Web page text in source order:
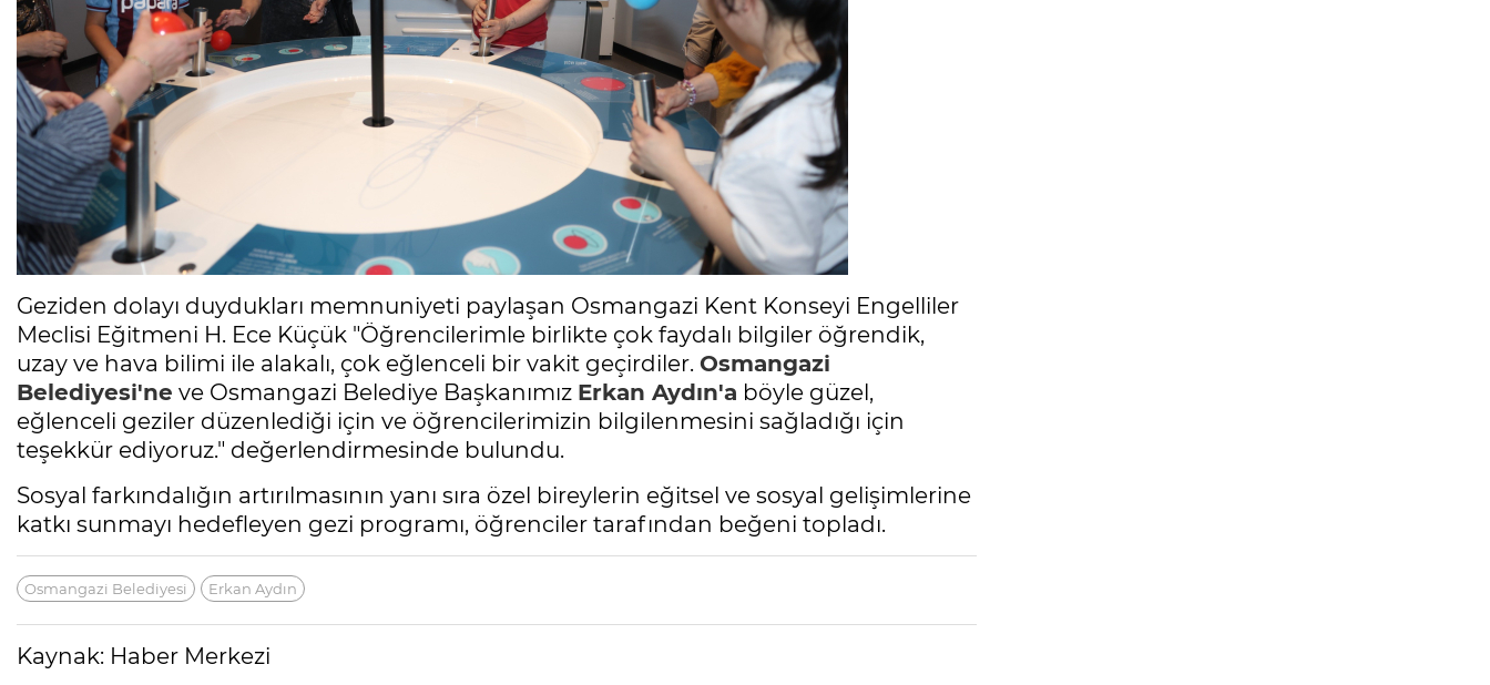
Geziden dolayı duydukları memnuniyeti paylaşan Osmangazi Kent Konseyi Engelliler
Meclisi Eğitmeni H. Ece Küçük "Öğrencilerimle birlikte çok faydalı bilgiler öğrendik,
uzay ve hava bilimi ile alakalı, çok eğlenceli bir vakit geçirdiler. Osmangazi
Belediyesi'ne ve Osmangazi Belediye Başkanımız Erkan Aydın'a böyle güzel,
eğlenceli geziler düzenlediği için ve öğrencilerimizin bilgilenmesini sağladığı için
teşekkür ediyoruz." değerlendirmesinde bulundu.
Sosyal farkındalığın artırılmasının yanı sıra özel bireylerin eğitsel ve sosyal gelişimlerine
katkı sunmayı hedefleyen gezi programı, öğrenciler tarafından beğeni topladı.
Osmangazi Belediyesi Erkan Aydın
Kaynak: Haber Merkezi